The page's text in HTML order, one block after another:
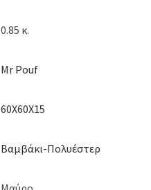
0.85 κ.
Mr Pouf
60Χ60Χ15
Βαμβάκι-Πολυέστερ